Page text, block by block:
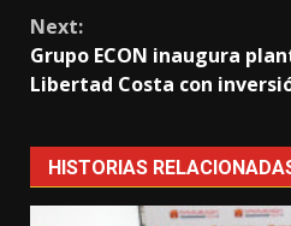
Next:
Grupo ECON inaugura
Libertad Costa con
HISTORIAS